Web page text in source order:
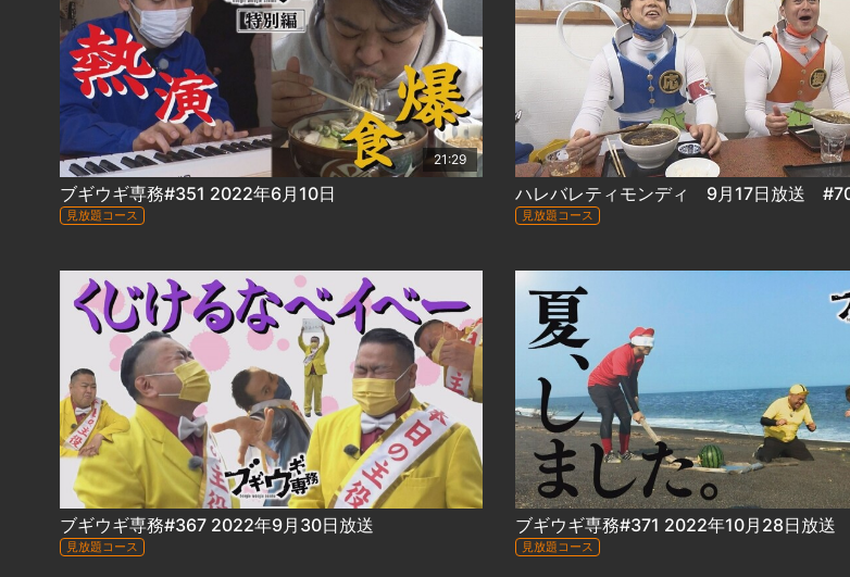
21:29
ブギウギ専務#351 2022年6月10日
見放題コース 見放題コース
ブギウギ専務#367 2022年9月30日放送
見放題コース
ブギウギ専務#371 2022年10月28日放送
見放題コース